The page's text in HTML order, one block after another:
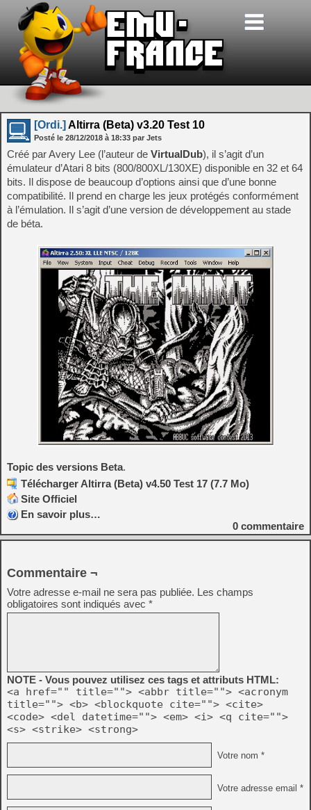
[Ordi.] Altirra (Beta) v3.20 Test 10
Posté le 28/12/2018 à 18:33 par Jets
Créé par Avery Lee (l’auteur de VirtualDub), il s’agit d’un
émulateur d’Atari 8 bits (800/800XL/130XE) disponible en 32 et 64
bits. Il dispose de beaucoup d’options ainsi que d’une bonne
compatibilité. Il prend en charge les jeux protégés conformément
à l’émulation. Il s’agit d’une version de développement au stade
de béta.
Topic des versions Beta.
Télécharger Altirra (Beta) v4.50 Test 17 (7.7 Mo)
Site Officiel
En savoir plus…
0 commentaire
Commentaire ¬
Votre adresse e-mail ne sera pas publiée. Les champs
obligatoires sont indiqués avec *
NOTE - Vous pouvez utilisez ces tags et attributs HTML:
<a href="" title=""> <abbr title=""> <acronym
title=""> <b> <blockquote cite=""> <cite>
<code> <del datetime=""> <em> <i> <q cite="">
<s> <strike> <strong>
Votre nom *
Votre adresse email *